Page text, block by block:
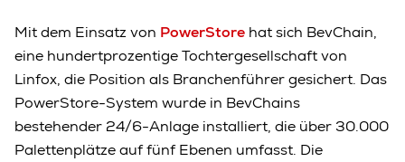
Mit dem Einsatz von PowerStore hat sich BevChain,
eine hundertprozentige Tochtergesellschaft von
Linfox, die Position als Branchenführer gesichert. Das
PowerStore-System wurde in BevChains
bestehender 24/6-Anlage installiert, die über 30.000
Palettenplätze auf fünf Ebenen umfasst. Die